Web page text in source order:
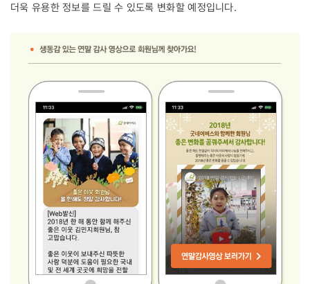
더욱 유용한 정보를 드릴 수 있도록 변화할 예정입니다.